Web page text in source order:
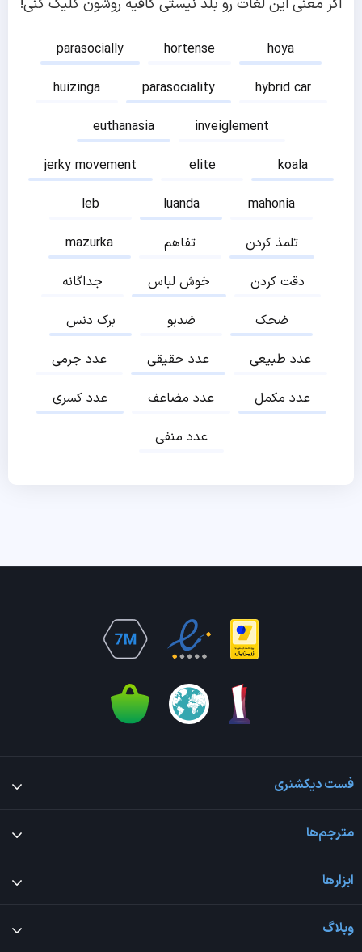
parasocially hortense
hoya
huizinga
parasociality
hybrid car
euthanasia
inveiglement
jerky movement
elite
koala
leb
luanda
mahonia
mazurka
تفاهم
تلمذ کردن
جداگانه
خوش لباس
دقت کردن
برک دنس
ضدبو
ضحک
عدد جرمی
عدد حقیقی
عدد طبیعی
عدد کسری
عدد مضاعف
عدد مکمل
عدد منفی
فست دیکشنری
مترجم‌ها
ابزارها
وبلاگ